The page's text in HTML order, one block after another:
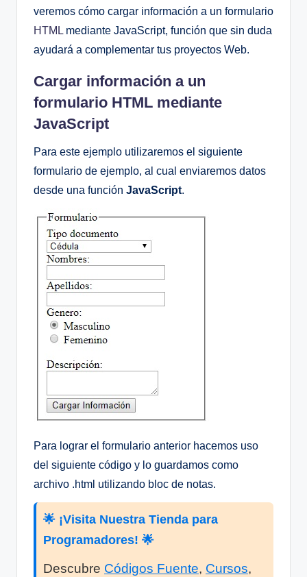
veremos cómo cargar información a un formulario
HTML mediante JavaScript, función que sin duda
ayudará a complementar tus proyectos Web.
Cargar información a un
formulario HTML mediante
JavaScript
Para este ejemplo utilizaremos el siguiente
formulario de ejemplo, al cual enviaremos datos
desde una función JavaScript.
Para lograr el formulario anterior hacemos uso
del siguiente código y lo guardamos como
archivo .html utilizando bloc de notas.
🌟 ¡Visita Nuestra Tienda para
Programadores! 🌟
Descubre Códigos Fuente, Cursos,